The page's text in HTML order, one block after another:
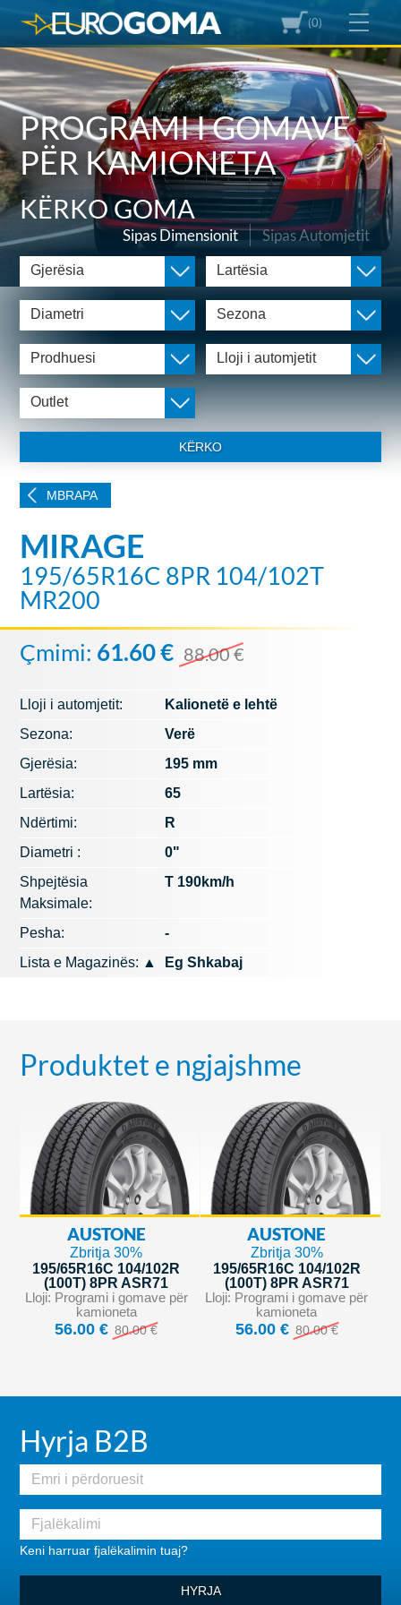
(0)
PROGRAMI I GOMAVE
PËR KAMIONETA
KËRKO GOMA
Sipas Dimensionit Sipas Automjetit
Gjerësia Lartësia
Diametri Sezona
Prodhuesi Lloji i automjetit
Outlet
KËRKO
MBRAPA
MIRAGE
195/65R16C 8PR 104/102T
MR200
Çmimi: 61.60 € 88.00 €
Lloji i automjetit:
Kalionetë e lehtë
Sezona:
Verë
Gjerësia:
195 mm
Lartësia:
65
Ndërtimi:
R
Diametri :
0"
Shpejtësia
Maksimale:
T 190km/h
Pesha:
-
Lista e Magazinës: ▲ Eg Shkabaj
Produktet e ngjajshme
AUSTONE
Zbritja 30%
195/65R16C 104/102R
(100T) 8PR ASR71
Lloji: Programi i gomave për
kamioneta
56.00 € 80.00 €
AUSTONE
Zbritja 30%
195/65R16C 104/102R
(100T) 8PR ASR71
Lloji: Programi i gomave për
kamioneta
56.00 € 80.00 €
Hyrja B2B
Keni harruar fjalëkalimin tuaj?
HYRJA